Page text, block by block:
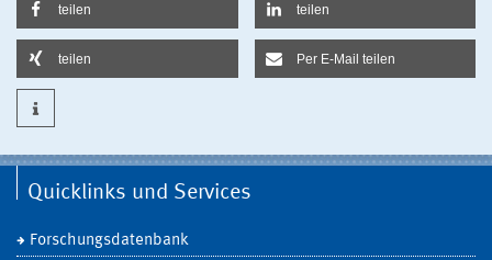
teilen teilen
teilen Per E-Mail teilen
Quicklinks und Services
Forschungsdatenbank